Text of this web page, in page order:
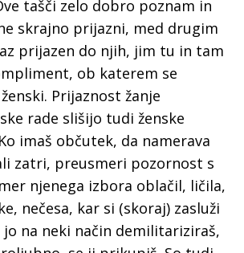
tašči zelo dobro poznam in
skrajno prijazni, med drugim
prijazen do njih, jim tu in tam
ob katerem se
Prijaznost žanje
rade slišijo tudi ženske
imaš občutek, da namerava
zatri, preusmeri pozornost s
njenega izbora oblačil, ličila,
nečesa, kar si (skoraj) zasluži
jo na neki način demilitariziraš,